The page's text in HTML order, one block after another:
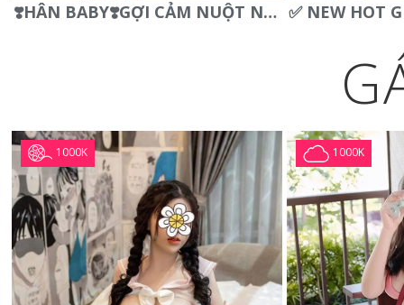
❣️HÂN BABY❣️GỢI CẢM NUỘT NÀ DÁNG SON XINH XINH QUYẾN RŨ
1000K 1000K